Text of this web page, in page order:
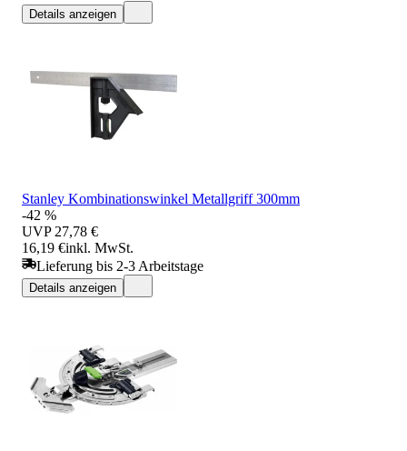
Details anzeigen
Stanley Kombinationswinkel Metallgriff 300mm
-42 %
UVP 27,78 €
16,19 €inkl. MwSt.
Lieferung bis 2-3 Arbeitstage
Details anzeigen